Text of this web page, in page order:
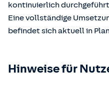
kontinuierlich
Eine vollständige
befindet sich aktuell in
Hinweise für